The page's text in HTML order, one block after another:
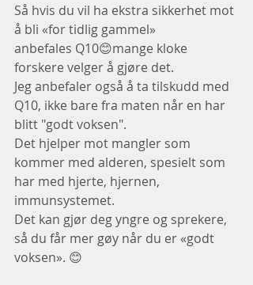
Så hvis du vil ha ekstra sikkerhet mot
å bli «for tidlig gammel»
anbefales Q10😊mange kloke
forskere velger å gjøre det.
Jeg anbefaler også å ta tilskudd med
Q10, ikke bare fra maten når en har
blitt "godt voksen".
Det hjelper mot mangler som
kommer med alderen, spesielt som
har med hjerte, hjernen,
immunsystemet.
Det kan gjør deg yngre og sprekere,
så du får mer gøy når du er «godt
voksen». 😊